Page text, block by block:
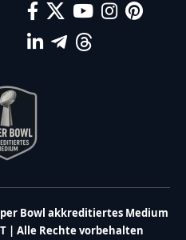
Bowl akkreditiertes Medium
| Alle Rechte vorbehalten